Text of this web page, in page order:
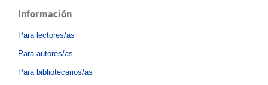
Información
Para lectores/as
Para autores/as
Para bibliotecarios/as